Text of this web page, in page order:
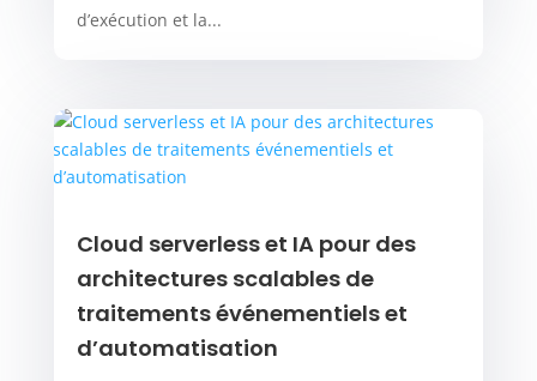
d’exécution et la...
Cloud serverless et IA pour des
architectures scalables de
traitements événementiels et
d’automatisation